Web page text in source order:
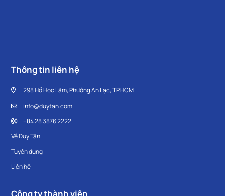
Thông tin liên hệ
298 Hồ Học Lãm, Phường An Lạc, TP.HCM
info@duytan.com
+84 28 3876 2222
Về Duy Tân
Tuyển dụng
Liên hệ
Công ty thành viên